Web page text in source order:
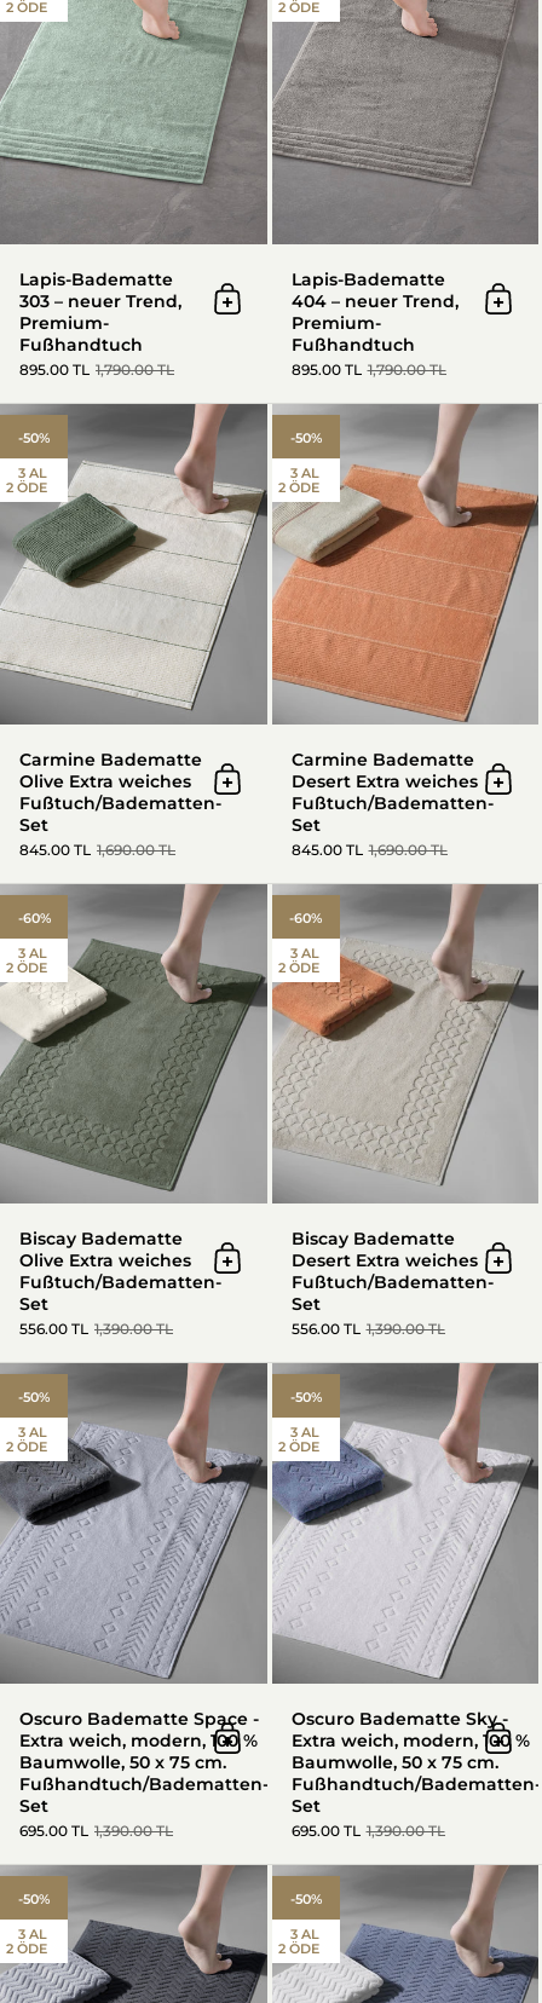
Lapis-Badematte
303 – neuer Trend,
Premium-
Fußhandtuch
895.00 TL 1,790.00 TL
In den Warenkorb
2 ÖDE
Lapis-Badematte
404 – neuer Trend,
Premium-
Fußhandtuch
895.00 TL 1,790.00 TL
In
2 ÖDE
Carmine Badematte Olive
Carmine Badematte
Olive Extra weiches
Fußtuch/Badematten-
Set
845.00 TL 1,690.00 TL
In den Warenkorb
-50%
3 AL
2 ÖDE
Carmine Badematte
Desert Extra weiches
Fußtuch/Badematten-
Set
845.00 TL 1,690.00 TL
In
-50%
3 AL
2 ÖDE
Biscay Badematte Olive Extra
Biscay Badematte
Olive Extra weiches
Fußtuch/Badematten-
Set
556.00 TL 1,390.00 TL
In den Warenkorb
-60%
3 AL
2 ÖDE
Biscay Badematte
Desert Extra weiches
Fußtuch/Badematten-
Set
556.00 TL 1,390.00 TL
In
-60%
3 AL
2 ÖDE
Oscuro Badematte Space -
Oscuro Badematte Space -
Extra weich, modern, 100 %
Baumwolle, 50 x 75 cm.
Fußhandtuch/Badematten-
Set
695.00 TL 1,390.00 TL
In den Warenkorb
-50%
3 AL
2 ÖDE
Oscuro Badematte Sky -
Extra weich, modern, 100 %
Baumwolle, 50 x 75 cm.
Fußhandtuch/Badematten-
Set
695.00 TL 1,390.00 TL
In
-50%
3 AL
2 ÖDE
Taft X Badematte Space
-50%
3 AL
2 ÖDE
-50%
3 AL
2 ÖDE
Minimum 3 karakter